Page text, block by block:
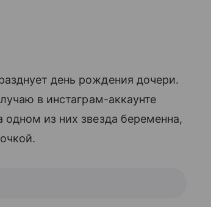
день рождения дочери.
в инстаграм-аккаунте
из них звезда беременна,